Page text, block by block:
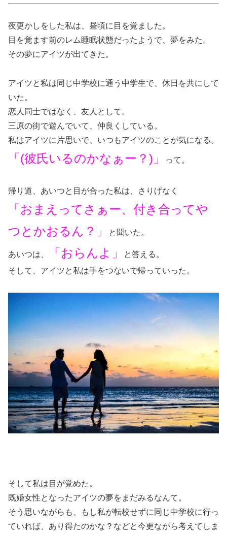
夜更かしをした私は、昼頃に目を覚ました。
目を覚ます前のレム睡眠状態だったようで、夢をみた。
その夢にアイツが出てきた。
アイツと私は同じ中学校に通う中学生で、休日を共にして
いた。
恋人同士ではなく、友人として。
三原の街で遊んでいて、仲良くしている。
私はアイツに片思いで、いつもアイツのことが気になる。
「(彼氏いるのかなぁー？)」 って。
帰り道、あいつと目が合った私は、さりげなく
「おまえってさぁー、付き合ってや
つとかおるん？」
と聞いた。
あいつは、 「おらんよ」
と答える。
そして、アイツと私は手をつないで帰っていった。
そして私は目が覚めた。
既婚女性となったアイツの夢をまだみるなんて。
そう思いながらも、もし私が転校せずに同じ中学校に行っ
ていれば、あり得たのかな？などと今更ながら考えてしま